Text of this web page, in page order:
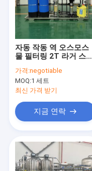
제품 소개
자동 작동 역 오스모스
물 필터링 2T 라거 스케
가격:negotiable
MOQ:1 세트
최신 가격 받기
지금 연락